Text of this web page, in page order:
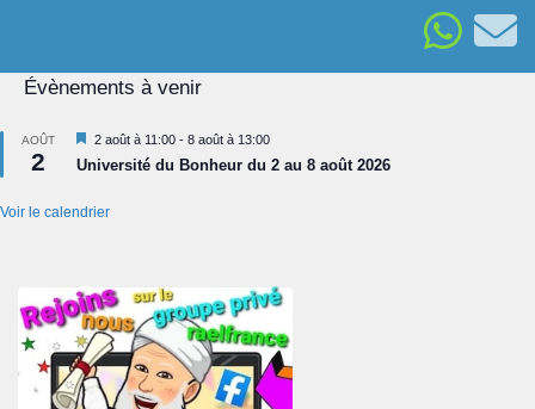
Évènements à venir
AOÛT
2
Mis
en
avant
2 août à 11:00 - 8 août à 13:00
Université du Bonheur du 2 au 8 août 2026
Voir le calendrier